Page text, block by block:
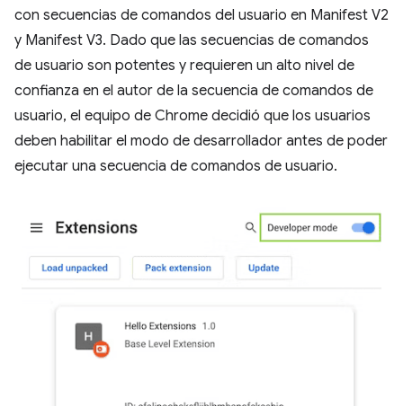
con secuencias de comandos del usuario en Manifest V2
y Manifest V3. Dado que las secuencias de comandos
de usuario son potentes y requieren un alto nivel de
confianza en el autor de la secuencia de comandos de
usuario, el equipo de Chrome decidió que los usuarios
deben habilitar el modo de desarrollador antes de poder
ejecutar una secuencia de comandos de usuario.